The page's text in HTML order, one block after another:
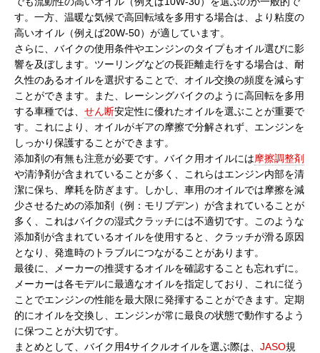
す。一方、温暖な気候で高回転域を多用する場合は、より粘度の
高いオイル（例えば20W-50）が適しています。
さらに、バイクの使用条件やエンジンのタイプもオイル選びに影
響を及ぼします。ツーリングなどの長距離走行をする場合は、耐
久性のあるオイルを選択することで、オイル交換の頻度を減らす
ことができます。また、レーシングバイクのように高回転を多用
する車種では、 せん断安定性に優れたオイルを選ぶことが重要で
す。これにより、オイルがギアの摩擦で分解されず、エンジンを
しっかり保護することができます。
添加剤の有無も注意が必要です。バイク用オイルには摩擦調整剤
や清浄剤が含まれていることが多く、これらはエンジン内部を清
潔に保ち、摩耗を防ぎます。しかし、車用のオイルでは摩擦を減
少させるための添加剤（例：モリブデン）が含まれていることが
多く、これはバイクの湿式クラッチには不適切です。このような
添加剤が含まれているオイルを使用すると、クラッチが滑る原因
となり、発進時のトラブルにつながることがあります。
最後に、メーカーの推奨するオイルを確認することも忘れずに。
メーカーは各モデルに最適なオイルを指定しており、これに従う
ことでエンジンの性能を最大限に発揮することができます。定期
的にオイルを交換し、エンジンが常に最良の状態で動作するよう
に保つことが大切です。
まとめとして、バイク用4サイクルオイルを選ぶ際は、 JASO規